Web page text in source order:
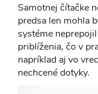
Samotnej čítačke
predsa len mohla
systéme
priblíženia, čo v
napríklad aj vo
nechcené dotyky.